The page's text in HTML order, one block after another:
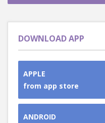
DOWNLOAD APP
APPLE
from app store
ANDROID